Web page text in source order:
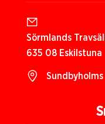
Sörmlands
635 08 Eskilstuna